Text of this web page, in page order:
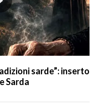
sarde”: inserto
Sarda